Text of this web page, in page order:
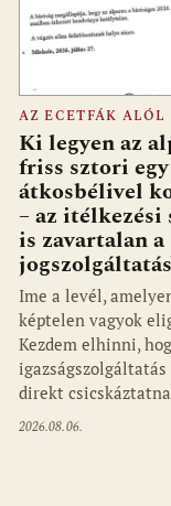
AZ ECETFÁK ALÓL
Ki legyen az
friss sztori egy
átkosbélivel
– az itélkezési
is zavartalan a
jogszolgáltatás
Ime a levél,
képtelen vagyok
Kezdem elhinni,
direkt
2026.08.06.